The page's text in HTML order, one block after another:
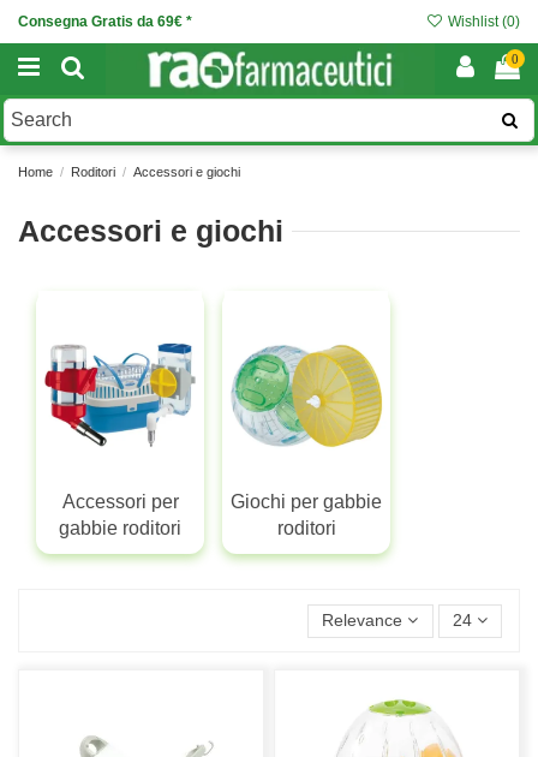
Consegna Gratis da 69€ * Wishlist (0)
0
Home Roditori Accessori e giochi
Accessori e giochi
Accessori per
gabbie roditori
Giochi per gabbie
roditori
Relevance 24